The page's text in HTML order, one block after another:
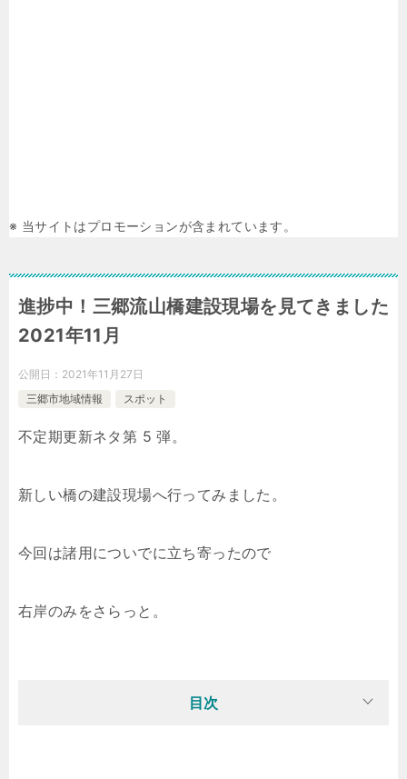
※ 当サイトはプロモーションが含まれています。
進捗中！三郷流山橋建設現場を見てきました
2021年11月
公開日： 2021年11月27日
三郷市地域情報
スポット
不定期更新ネタ第 5 弾。
新しい橋の建設現場へ行ってみました。
今回は諸用についでに立ち寄ったので
右岸のみをさらっと。
目次